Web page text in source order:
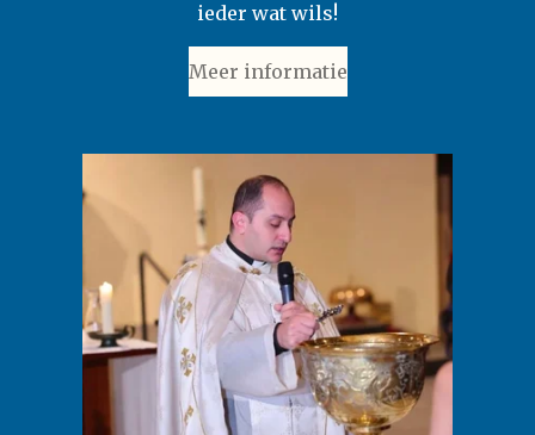
ieder wat wils!
Meer informatie